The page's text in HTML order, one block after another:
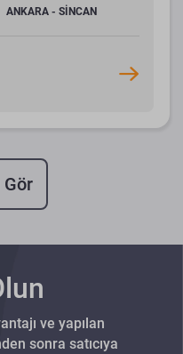
ANKARA - SİNCAN
ve yapılan
sonra satıcıya